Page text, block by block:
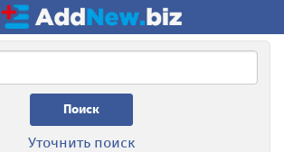
Поиск
Уточнить поиск